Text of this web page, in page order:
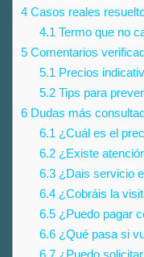
4 Casos reales
4.1 Termo que no
5 Comentarios
5.1 Precios
5.2Tips para
6 Dudas más
6.1 ¿Cuál es el
6.2¿Existe
6.3¿Dais servicio
6.4¿Cobráis la
6.5¿Puedo pagar
6.6¿Qué pasa si